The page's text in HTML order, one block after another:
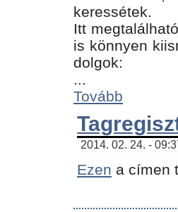
keressétek.
Itt
is könnyen
dolgok:
...
Tovább
2014. 02. 24. -
Ezen a címen